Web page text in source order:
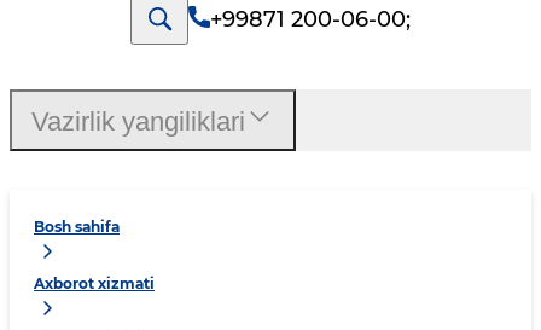
+99871 200-06-00;
Bosh sahifa
Axborot xizmati
Vazirlik yangiliklari